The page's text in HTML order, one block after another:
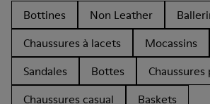
Bottines Non Leather
Chaussures à lacets
Mocassins
Sandales
Bottes
Chaussures
Chaussures casual
Baskets